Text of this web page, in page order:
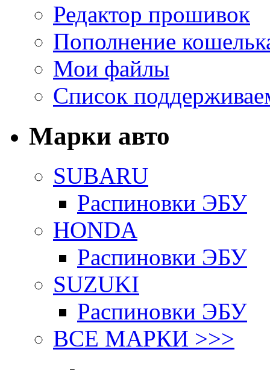
Редактор прошивок
Пополнение
Мои файлы
Список
Марки авто
SUBARU
Распиновки ЭБУ
HONDA
Распиновки ЭБУ
SUZUKI
Распиновки ЭБУ
ВСЕ МАРКИ >>>